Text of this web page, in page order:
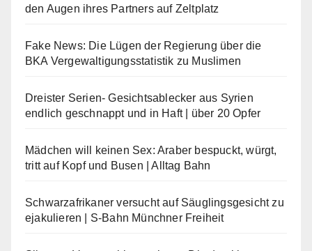
den Augen ihres Partners auf Zeltplatz
Fake News: Die Lügen der Regierung über die
BKA Vergewaltigungsstatistik zu Muslimen
Dreister Serien- Gesichtsablecker aus Syrien
endlich geschnappt und in Haft | über 20 Opfer
Mädchen will keinen Sex: Araber bespuckt, würgt,
tritt auf Kopf und Busen | Alltag Bahn
Schwarzafrikaner versucht auf Säuglingsgesicht zu
ejakulieren | S-Bahn Münchner Freiheit